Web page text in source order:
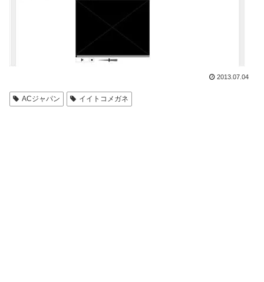
2013.07.04
ACジャパン イイトコメガネ